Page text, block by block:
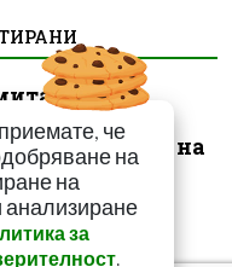
тези
Може да
за рак на
че
на
на
анализиране
за
.